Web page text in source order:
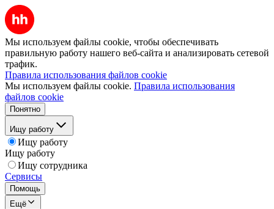
Мы используем файлы cookie, чтобы обеспечивать
правильную работу нашего веб-сайта и анализировать сетевой
трафик.
Правила использования файлов cookie
Мы используем файлы cookie. Правила использования
файлов cookie
Понятно
Ищу работу
Ищу работу
Ищу работу
Ищу сотрудника
Сервисы
Помощь
Ещё